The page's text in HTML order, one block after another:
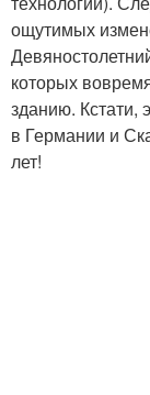
ощутимых
которых
зданию. Кстати,
в Германии и
лет!